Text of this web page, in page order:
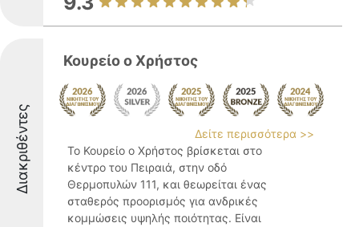
Διακριθέντες
Κουρείο ο Χρήστος
Δείτε περισσότερα >>
Το Κουρείο ο Χρήστος βρίσκεται στο
κέντρο του Πειραιά, στην οδό
Θερμοπυλών 111, και θεωρείται ένας
σταθερός προορισμός για ανδρικές
κομμώσεις υψηλής ποιότητας. Είναι